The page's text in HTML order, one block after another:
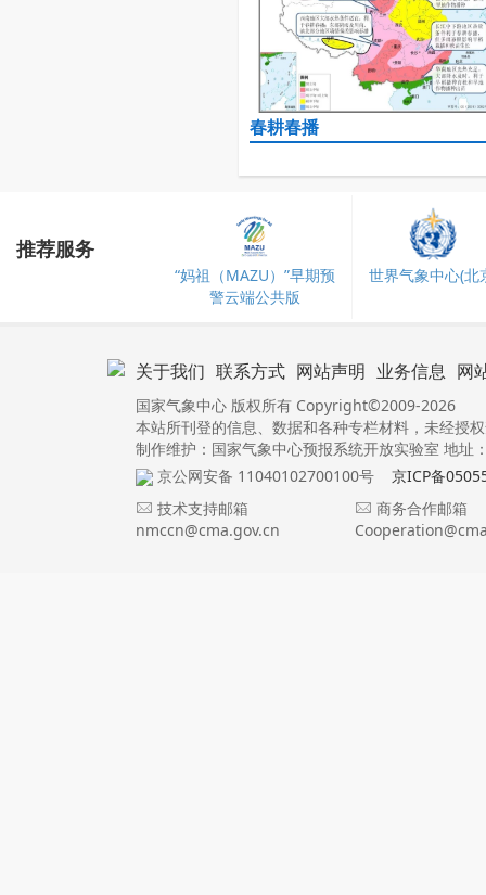
春耕春播
推荐服务
“妈祖（MAZU）”早期预
警云端公共版
世界气象中心(北
关于我们 联系方式 网站声明 业务信息 网
国家气象中心 版权所有 Copyright©2009-2026
本站所刊登的信息、数据和各种专栏材料，未经授
制作维护：国家气象中心预报系统开放实验室 地址
京公网安备 11040102700100号
京ICP备
技术支持邮箱
nmccn@cma.gov.cn
商务合作邮箱